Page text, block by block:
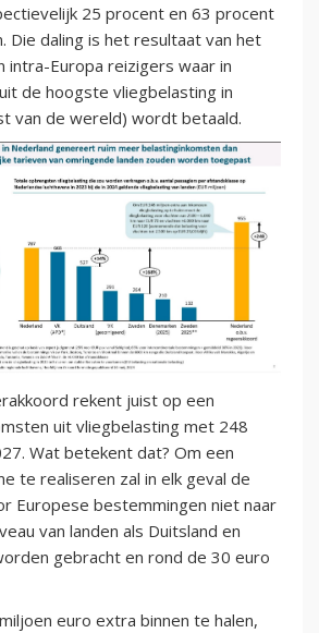
25 procent en 63 procent
Die daling is het resultaat van het
intra-Europa reizigers waar in
de hoogste vliegbelasting in
van de wereld) wordt betaald.
rekent juist op een
uit vliegbelasting met 248
Wat betekent dat? Om een
te realiseren zal in elk geval de
Europese bestemmingen niet naar
van landen als Duitsland en
gebracht en rond de 30 euro
euro extra binnen te halen,